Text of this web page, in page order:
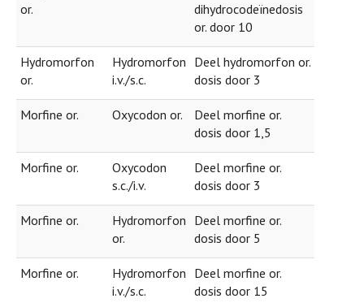
or.
dihydrocodeïnedosis
or. door 10
Hydromorfon
or.
Hydromorfon
i.v./s.c.
Deel hydromorfon or.
dosis door 3
Morfine or. Oxycodon or.
Deel morfine or.
dosis door 1,5
Morfine or.
Oxycodon
s.c./i.v.
Deel morfine or.
dosis door 3
Morfine or.
Hydromorfon
or.
Deel morfine or.
dosis door 5
Morfine or.
Hydromorfon
i.v./s.c.
Deel morfine or.
dosis door 15